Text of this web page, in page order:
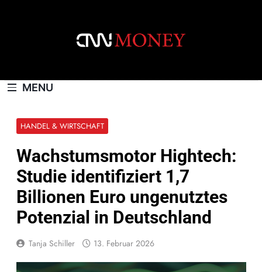
MENU
HANDEL & WIRTSCHAFT
Wachstumsmotor Hightech:
Studie identifiziert 1,7
Billionen Euro ungenutztes
Potenzial in Deutschland
Tanja Schiller 13. Februar 2026